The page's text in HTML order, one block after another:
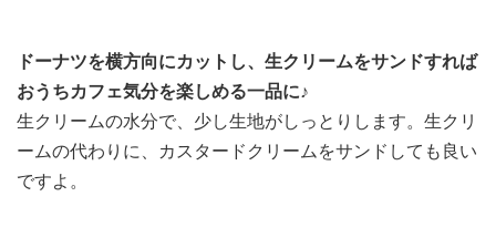
ドーナツを横方向にカットし、生クリームをサンドすれば
おうちカフェ気分を楽しめる一品に♪
生クリームの水分で、少し生地がしっとりします。生クリ
ームの代わりに、カスタードクリームをサンドしても良い
ですよ。